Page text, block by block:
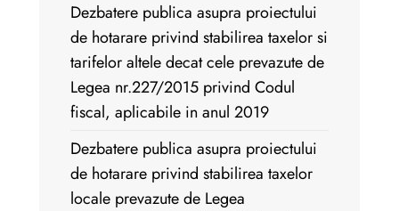
Dezbatere publica asupra proiectului
de hotarare privind stabilirea taxelor si
tarifelor altele decat cele prevazute de
Legea nr.227/2015 privind Codul
fiscal, aplicabile in anul 2019
Dezbatere publica asupra proiectului
de hotarare privind stabilirea taxelor
locale prevazute de Legea